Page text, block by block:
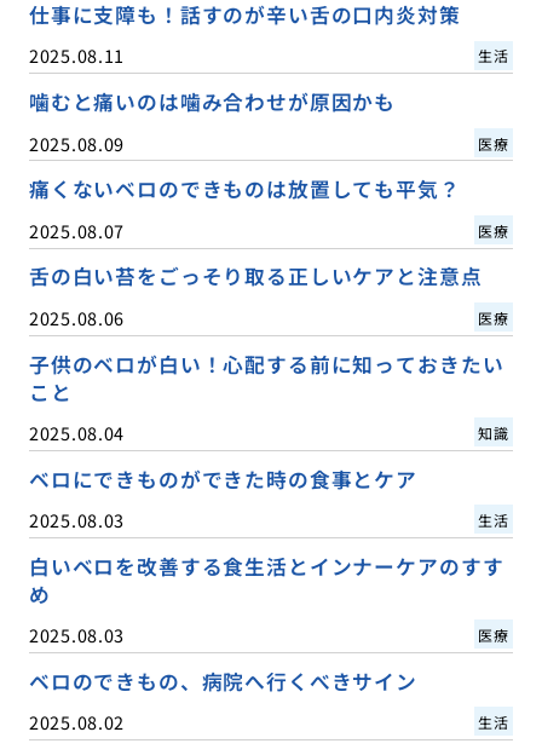
仕事に支障も！話すのが辛い舌の口内炎対策
2025.08.11 生活
噛むと痛いのは噛み合わせが原因かも
2025.08.09 医療
痛くないベロのできものは放置しても平気？
2025.08.07 医療
舌の白い苔をごっそり取る正しいケアと注意点
2025.08.06 医療
子供のベロが白い！心配する前に知っておきたい
こと
2025.08.04 知識
ベロにできものができた時の食事とケア
2025.08.03 生活
白いベロを改善する食生活とインナーケアのすす
め
2025.08.03 医療
ベロのできもの、病院へ行くべきサイン
2025.08.02 生活